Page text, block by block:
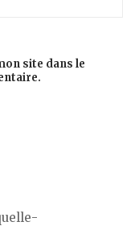
site dans le